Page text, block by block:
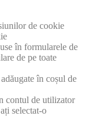
de cookie
în formularele de
de pe toate
în coșul de
contul de utilizator
selectat-o